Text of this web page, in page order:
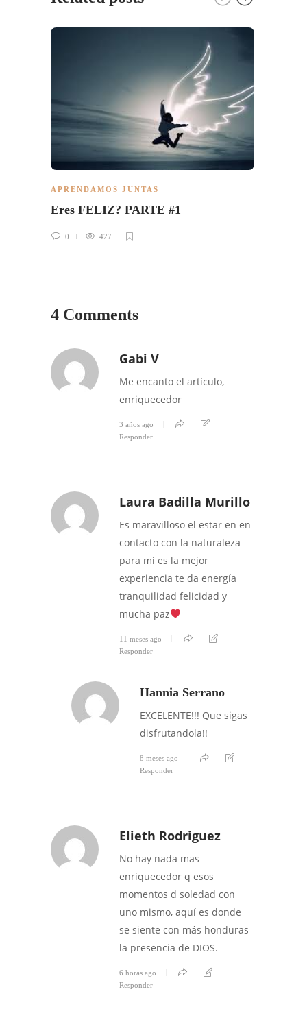
APRENDAMOS JUNTAS
Eres FELIZ? PARTE #1
0 427
4 Comments
Gabi V
Me encanto el artículo,
enriquecedor
3 años ago
Responder
Laura Badilla Murillo
Es maravilloso el estar en en
contacto con la naturaleza
para mi es la mejor
experiencia te da energía
tranquilidad felicidad y
mucha paz
11 meses ago
Responder
Hannia Serrano
EXCELENTE!!! Que sigas
disfrutandola!!
8 meses ago
Responder
Elieth Rodriguez
No hay nada mas
enriquecedor q esos
momentos d soledad con
uno mismo, aquí es donde
se siente con más honduras
la presencia de DIOS.
6 horas ago
Responder